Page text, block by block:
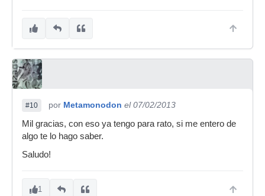
#10 por Metamonodon el 07/02/2013
Mil gracias, con eso ya tengo para rato, si me entero de
algo te lo hago saber.
Saludo!
1